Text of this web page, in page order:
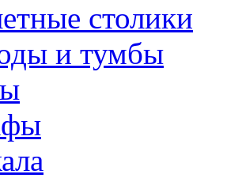
столики
и тумбы